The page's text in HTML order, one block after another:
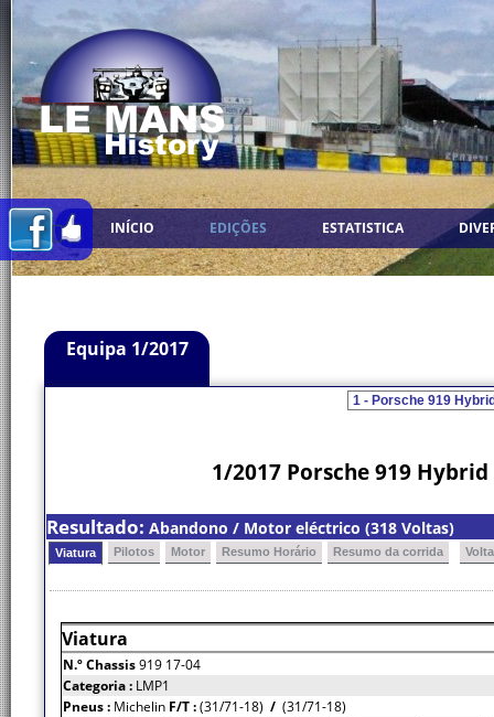
INÍCIO EDIÇÕES ESTATISTICA
Equipa 1/2017
1/2017 Porsche 919
Resultado: Abandono / Motor eléctrico (318 Voltas)
Viatura Pilotos Motor Resumo Horário Resumo da corrida
Viatura
N.º Chassis919 17-04
Categoria : LMP1
Pneus : Michelin F/T :(31/71-18) / (31/71-18)